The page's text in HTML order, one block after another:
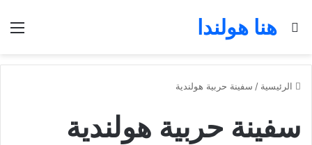
هنا هولندا
بحث عن
الرئيسية / سفينة حربية هولندية
سفينة حربية هولندية